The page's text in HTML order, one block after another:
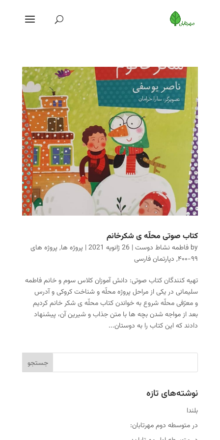
کتاب صوتی محلّه ی شکرخانم
by فاطمه نشاط دوست| 26 ژانویه 2021 | پروژه ها, پروژه های
۹۹-۴۰۰
, دپارتمان فارسی
تهیه کنندگان کتاب صوتی: دانش آموزان کلاس سوم و خانم فاطمه
سلیمانی در یکی از مراحل پروژه محلّه و شناخت کروکی و آدرس
و معرّفی محلّه شروع به خواندن کتاب محلّه ی شکر خانم کردیم
بعد از مواجه شدن بچه ها با متن جذاب و شیرین آن، پیشنهاد
دادند که این کتاب را به دوستان...
نوشته‌های تازه
بلندا
در متوسطه دوم مهرتابان: